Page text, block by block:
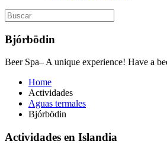
Bjórbödin
Beer Spa– A unique experience! Have a
Home
Actividades
Aguas termales
Bjórbödin
Actividades en Islandia